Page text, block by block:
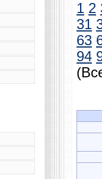
1 2
31
63
94